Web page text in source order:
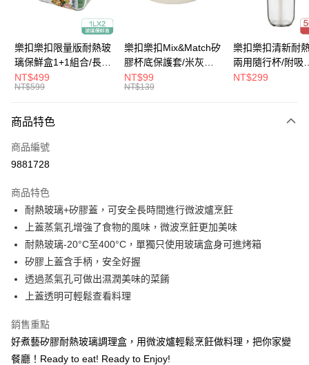
大哥付你分期
相關說明
【大哥付你分期使用說明】
1.本服務由台灣大哥大提供，台灣大哥大用戶可立即使用無須另外申請。
成交易。
4.訂單成立30分鐘內，如未前往確認交易或遇審核未通過，訂單將自動取
消。如遇「轉專審核」未通過狀況，表示未達大哥付你分期系統評分，恕無
1.分期款項不併入電信帳單，「大哥付你分期」於每月結算日後寄送繳費提
醒簡訊。
2.透過簡訊連結打開帳單後，可選擇「超商條碼／台灣大直營門市／銀行轉
帳／街口支付／iPASS MONEY」等通路繳費。
【注意事項】
1.本服務係由「台灣大哥大股份有限公司」（以下簡稱本公司）所提供，讓
用戶於交易時，得透過本服務購買商品或服務，並由商店將買賣／分期付款
買賣價金債權讓與本公司後，依約使用本公司帳單繳交帳款。
資料（包含姓名、電話或地址）提供予台灣大哥大進項蒐集、處理及利用，
3.完整用戶服務條款，請詳閱以下連結：https://oppay.tw/userRule
ATM付款
運送方式
付款後全家取貨
每筆NT$80，滿NT$888(含以上)免運費
每筆NT$80，滿NT$888(含以上)免運費
宅配
每筆NT$120，滿NT$1,000(含以上)免運費
門市取貨-自備購物袋
每筆NT$80，滿NT$500(含以上)免運費
樂扣樂扣限量版耐熱玻
璃保鮮盒1+1組合/長方
形/1L(LLG445KKSP2-
01)
NT$499
NT$599
樂扣樂扣Mix&Match矽
膠杯底保護套/米灰
(BOTTOM-
LHC4343BEG)
NT$99
NT$139
樂扣樂扣清新耐
兩用隨行杯/附吸
管/500ml/粉
NT$299
商品特色
商品編號
9881728
商品特色
耐熱玻璃+矽膠蓋，可安全長時間進行微波爐烹飪
上蓋蒸氣孔增強了食物的風味，微波烹飪更加美味
耐熱玻璃-20°C至400°C，單獨只使用玻璃盒身可進烤箱
矽膠上蓋含手柄，安全好握
透過蒸氣孔可做出濕潤美味的菜餚
上蓋透明可輕鬆查看料理
銷售重點
好煮藝矽膠耐熱玻璃調理盒，用微波爐輕鬆烹飪做料理，把你家變
餐廳！Ready to eat! Ready to Enjoy!